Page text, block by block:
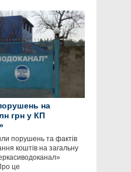
на
грн у КП
порушень та фактів
коштів на загальну
це